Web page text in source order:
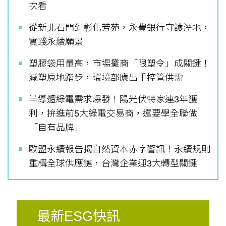
次看
從新北石門到彰化芳苑，永豐銀行守護溼地，
實踐永續願景
塑膠袋用量高，市場攤商「限塑令」成關鍵！
減塑原地踏步，環境部應出手控管供需
半導體綠電需求爆發！陽光伏特家連3年獲
利，拚進前5大綠電交易商，還要學全聯做
「自有品牌」
歐盟永續報告揭自然資本赤字警訊！永續規則
重構全球供應鏈，台灣企業迎3大轉型關鍵
最新ESG快訊